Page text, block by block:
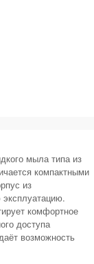
мыла типа из
компактными
из
эксплуатацию.
комфортное
доступа
возможность